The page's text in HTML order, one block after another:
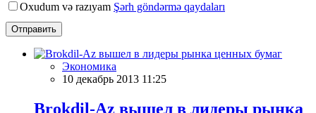
Oxudum və razıyam Şərh göndərmə qaydaları
Отправить
Экономика
10 декабрь 2013 11:25
Brokdil-Az вышел в лидеры рынка